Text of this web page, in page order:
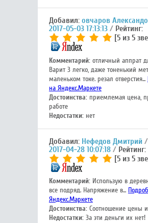
Добавил: овчаров
2017-05-03 17:13:13
Рейтинг:
[5 из 5
Комментарий:отличный аппрат
Варит 3 легко, даже тоненький
маленьком токе. резал отверстия...
на Яндекс.Маркете
Достоинства:приемлемая цена,
работе
Недостатки:нет
Добавил: Нефедов Дмитрий
2017-04-28 10:07:18
Рейтинг:
[5 из 5
Комментарий:Использую в
все подряд. Напряжение в...
Яндекс.Маркете
Достоинства:Соотношение цены и
Недостатки:За эти деньги их нет!